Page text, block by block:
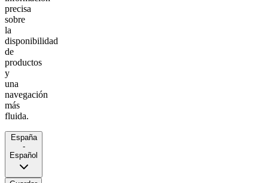
precisa
sobre
la
disponibilidad
de
productos
y
una
navegación
más
fluida.
España
-
Español